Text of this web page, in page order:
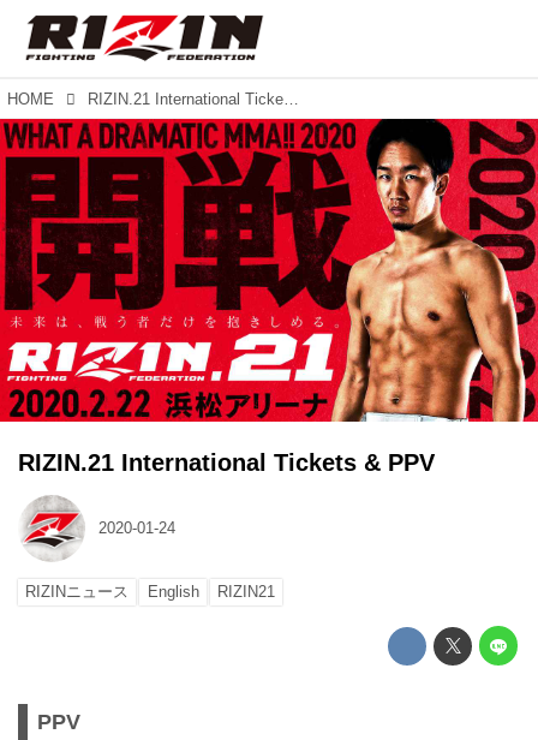
HOME RIZIN.21 International Tickets & PPV
RIZIN.21 International Tickets & PPV
2020-01-24
RIZINニュース English RIZIN21
PPV